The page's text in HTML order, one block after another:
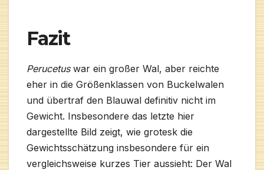
Fazit
Perucetuswar ein großer Wal, aber reichte
eher in die Größenklassen von Buckelwalen
und übertraf den Blauwal definitiv nicht im
Gewicht. Insbesondere das letzte hier
dargestellte Bild zeigt, wie grotesk die
Gewichtsschätzung insbesondere für ein
vergleichsweise kurzes Tier aussieht: Der Wal